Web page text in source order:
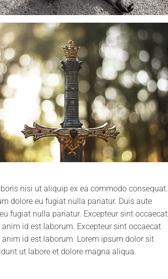
nisi ut aliquip ex ea commodo consequat.
dolore eu fugiat nulla pariatur. Duis aute
fugiat nulla pariatur. Excepteur sint occaecat
id est laborum. Excepteur sint occaecat
id est laborum. Lorem ipsum dolor sit
ut labore et dolore magna aliqua.